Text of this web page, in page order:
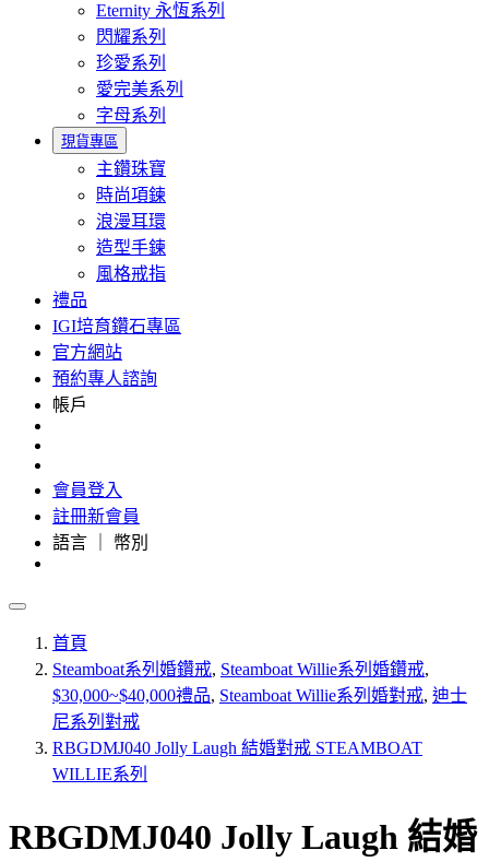
Eternity 永恆系列
閃耀系列
珍愛系列
愛完美系列
字母系列
現貨專區
主鑽珠寶
時尚項鍊
浪漫耳環
造型手鍊
風格戒指
禮品
IGI培育鑽石專區
官方網站
預約專人諮詢
帳戶
會員登入
註冊新會員
語言 ｜ 幣別
首頁
Steamboat系列婚鑽戒, Steamboat Willie系列婚鑽戒,
$30,000~$40,000禮品, Steamboat Willie系列婚對戒, 迪士
尼系列對戒
RBGDMJ040 Jolly Laugh 結婚對戒 STEAMBOAT
WILLIE系列
RBGDMJ040 Jolly Laugh 結婚